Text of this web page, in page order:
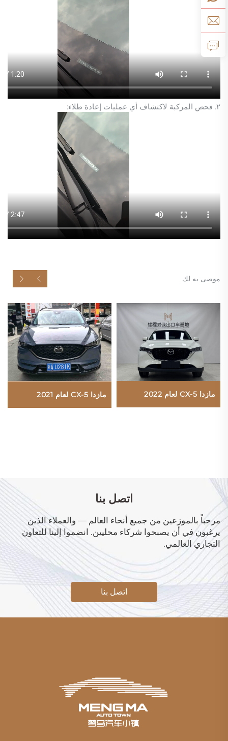
٢. فحص المركبة لاكتشاف أي عمليات إعادة طلاء:
موصى به لك
مازدا CX-5 لعام 2022 مازدا CX-5 لعام 2021
اتصل بنا
مرحباً بالموزعين من جميع أنحاء العالم — والعملاء الذين
يرغبون في أن يصبحوا شركاء محليين. انضموا إلينا للتعاون
التجاري العالمي.
اتصل بنا